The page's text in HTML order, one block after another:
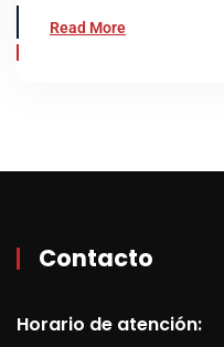
Read More
Contacto
Horario de atención: